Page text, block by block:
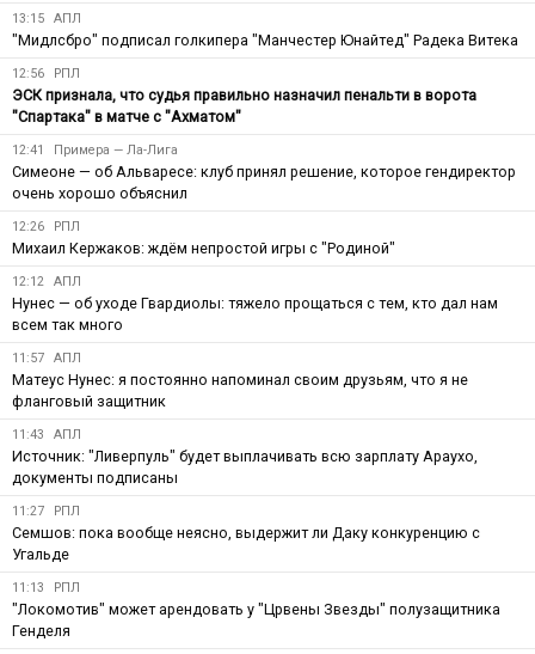
13:15 АПЛ
"Мидлсбро" подписал голкипера "Манчестер Юнайтед" Радека Витека
12:56 РПЛ
ЭСК признала, что судья правильно назначил пенальти в ворота
"Спартака" в матче с "Ахматом"
12:41 Примера — Ла-Лига
Симеоне — об Альваресе: клуб принял решение, которое гендиректор
очень хорошо объяснил
12:26 РПЛ
Михаил Кержаков: ждём непростой игры с "Родиной"
12:12 АПЛ
Нунес — об уходе Гвардиолы: тяжело прощаться с тем, кто дал нам
всем так много
11:57 АПЛ
Матеус Нунес: я постоянно напоминал своим друзьям, что я не
фланговый защитник
11:43 АПЛ
Источник: "Ливерпуль" будет выплачивать всю зарплату Араухо,
документы подписаны
11:27 РПЛ
Семшов: пока вообще неясно, выдержит ли Даку конкуренцию с
Угальде
11:13 РПЛ
"Локомотив" может арендовать у "Црвены Звезды" полузащитника
Генделя